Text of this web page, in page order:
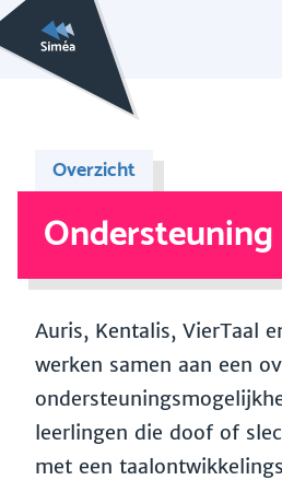
Overzicht
Ondersteuning
Auris, Kentalis, VierTaal
werken samen aan een
leerlingen die doof of
met een